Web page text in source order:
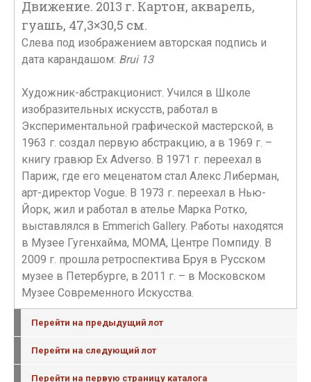
Движение. 2013 г. Картон, акварель,
гуашь, 47,3×30,5 см.
Слева под изображением авторская подпись и
дата карандашом: Brui 13
Художник-абстракционист. Учился в Школе
изобразительных искусств, работал в
Экспериментальной графической мастерской, в
1963 г. создал первую абстракцию, а в 1969 г. –
книгу гравюр Ex Adverso. В 1971 г. переехал в
Париж, где его меценатом стал Алекс Либерман,
арт-директор Vogue. В 1973 г. переехал в Нью-
Йорк, жил и работал в ателье Марка Ротко,
выставлялся в Emmerich Gallery. Работы находятся
в Музее Гугенхайма, МОМА, Центре Помпиду. В
2009 г. прошла ретроспектива Бруя в Русском
музее в Петербурге, в 2011 г. – в Московском
Музее Современного Искусства.
Перейти на предыдущий лот
Перейти на следующий лот
Перейти на первую страницу каталога